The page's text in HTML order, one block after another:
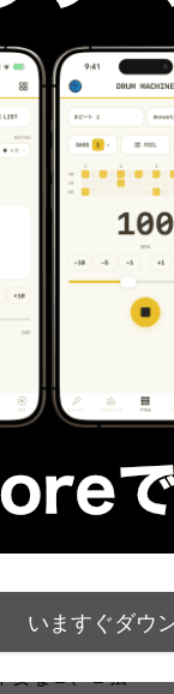
なのです。
ていますか？
さくなってい
同じ動きをし
てしま
いますぐダウ